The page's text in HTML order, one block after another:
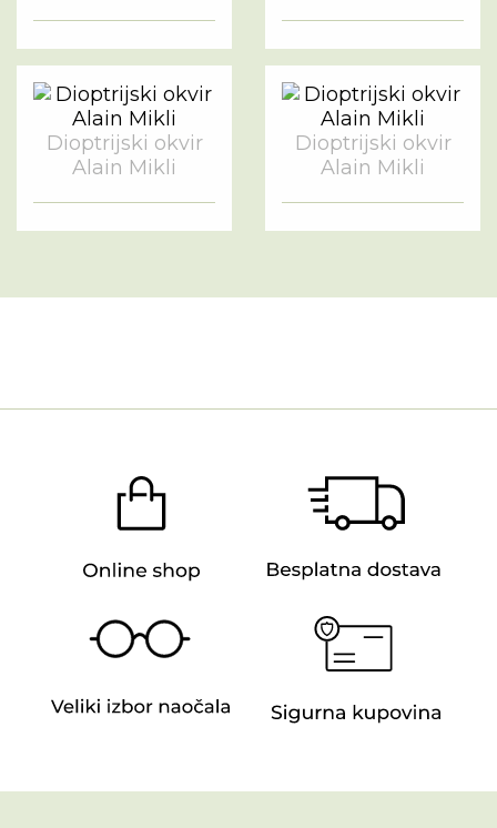
Dioptrijski okvir
Alain Mikli
Dioptrijski okvir
Alain Mikli